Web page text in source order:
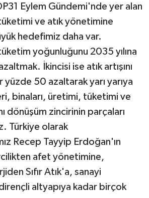
Eylem Gündemi'nde yer alan
ve atık yönetimine
hedefimiz daha var.
yoğunluğunu 2035 yılına
İkincisi ise atık artışını
yüzde 50 azaltarak yarı yarıya
binaları, üretimi, tüketimi ve
dönüşüm zincirinin parçaları
Türkiye olarak
Recep Tayyip Erdoğan'ın
afet yönetimine,
Sıfır Atık'a, sanayi
altyapıya kadar birçok